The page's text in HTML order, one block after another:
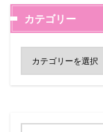
カテゴリー